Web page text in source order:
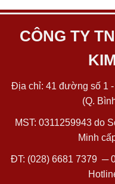
CÔNG TY
Địa chỉ: 41 đường số 1
(Q.
MST: 0311259943 do
Minh
ĐT: (028) 6681 7379 ─